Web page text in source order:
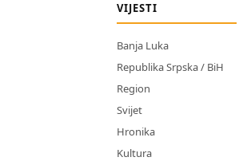
VIJESTI
Banja Luka
Republika Srpska / BiH
Region
Svijet
Hronika
Kultura